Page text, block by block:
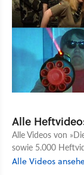
Alle
Alle Videos von
sowie 5.000
Alle Videos